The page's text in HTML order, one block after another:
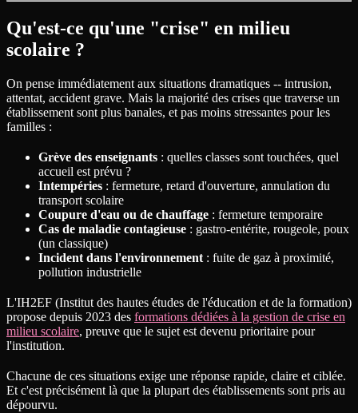
Qu'est-ce qu'une "crise" en milieu
scolaire ?
On pense immédiatement aux situations dramatiques -- intrusion,
attentat, accident grave. Mais la majorité des crises que traverse un
établissement sont plus banales, et pas moins stressantes pour les
familles :
Grève des enseignants : quelles classes sont touchées, quel
accueil est prévu ?
Intempéries : fermeture, retard d'ouverture, annulation du
transport scolaire
Coupure d'eau ou de chauffage : fermeture temporaire
Cas de maladie contagieuse : gastro-entérite, rougeole, poux
(un classique)
Incident dans l'environnement : fuite de gaz à proximité,
pollution industrielle
L'IH2EF (Institut des hautes études de l'éducation et de la formation)
propose depuis 2023 des formations dédiées à la gestion de crise en
milieu scolaire, preuve que le sujet est devenu prioritaire pour
l'institution.
Chacune de ces situations exige une réponse rapide, claire et ciblée.
Et c'est précisément là que la plupart des établissements sont pris au
dépourvu.